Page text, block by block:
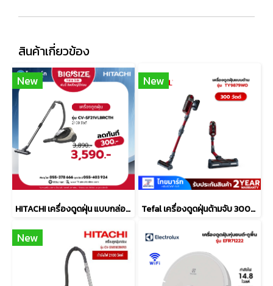
สินค้าเกี่ยวข้อง
New
HITACHI เครื่องดูดฝุ่น แบบกล่อง 2100 วัตต์ รุ่น CV-SF21VLBRCTH
New
Tefal เครื่องดูดฝุ่นด้ามจับ 300W TY9879WO
New